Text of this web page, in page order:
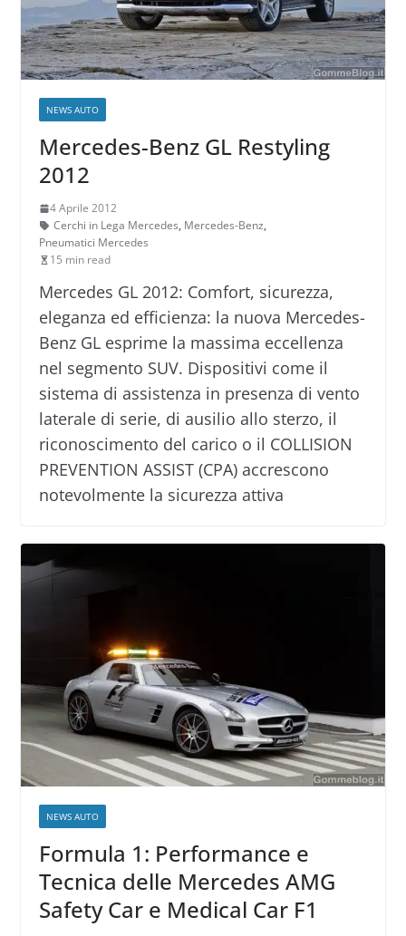
NEWS AUTO
Mercedes-Benz GL Restyling
2012
4 Aprile 2012
Cerchi in Lega Mercedes, Mercedes-Benz,
Pneumatici Mercedes
15 min read
Mercedes GL 2012: Comfort, sicurezza,
eleganza ed efficienza: la nuova Mercedes-
Benz GL esprime la massima eccellenza
nel segmento SUV. Dispositivi come il
sistema di assistenza in presenza di vento
laterale di serie, di ausilio allo sterzo, il
riconoscimento del carico o il COLLISION
PREVENTION ASSIST (CPA) accrescono
notevolmente la sicurezza attiva
NEWS AUTO
Formula 1: Performance e
Tecnica delle Mercedes AMG
Safety Car e Medical Car F1